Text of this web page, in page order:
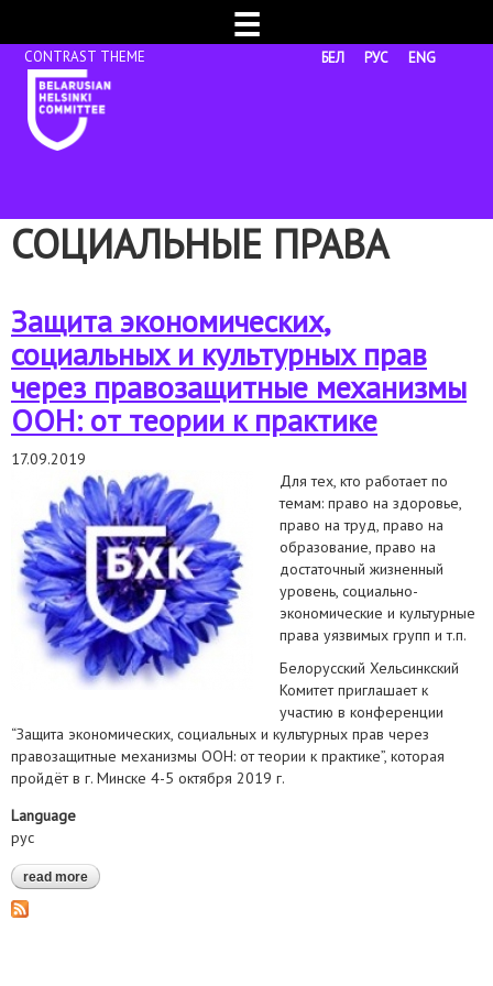
☰
БЕЛ РУС ENG
СОЦИАЛЬНЫЕ ПРАВА
Защита экономических,
социальных и культурных прав
через правозащитные механизмы
ООН: от теории к практике
17.09.2019
Для тех, кто работает по
темам: право на здоровье,
право на труд, право на
образование, право на
достаточный жизненный
уровень, социально-
экономические и культурные
права уязвимых групп и т.п.
Белорусский Хельсинкский
Комитет приглашает к
участию в конференции
“Защита экономических, социальных и культурных прав через
правозащитные механизмы ООН: от теории к практике”, которая
пройдёт в г. Минске 4-5 октября 2019 г.
Language
рус
read more about защита экономических, социальных и культурных прав
через правозащитные механизмы оон: от теории к практике